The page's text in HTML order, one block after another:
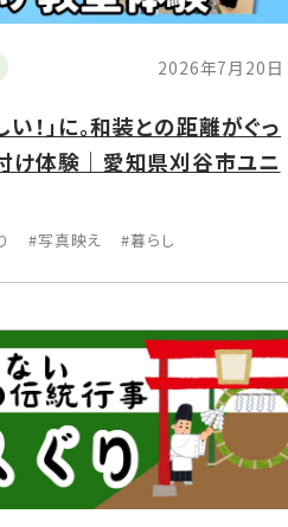
2026年7月20日
い！」に。和装との距離がぐっ
け体験｜愛知県刈谷市ユニ
#写真映え #暮らし